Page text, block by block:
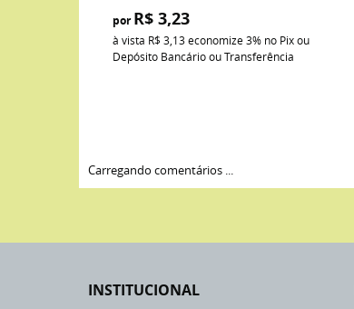
por R$ 3,23
à vista R$ 3,13economize3% no Pix ou
Depósito Bancário ou Transferência
Carregando comentários ...
INSTITUCIONAL